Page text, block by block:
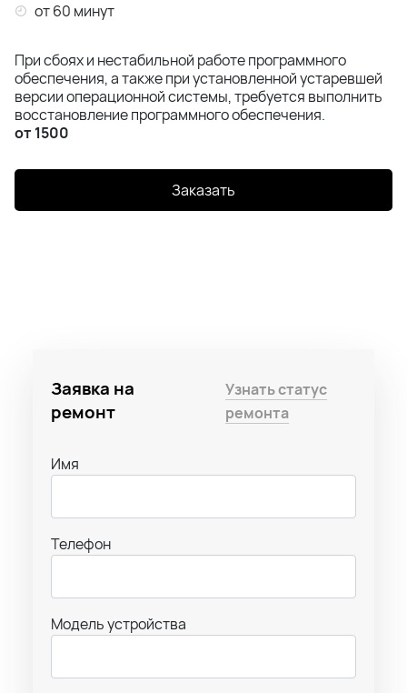
от 60 минут
При сбоях и нестабильной работе программного
обеспечения, а также при установленной устаревшей
версии операционной системы, требуется выполнить
восстановление программного обеспечения.
от 1500
Заказать
Заявка на
ремонт
Узнать статус
ремонта
Имя
Телефон
Модель устройства